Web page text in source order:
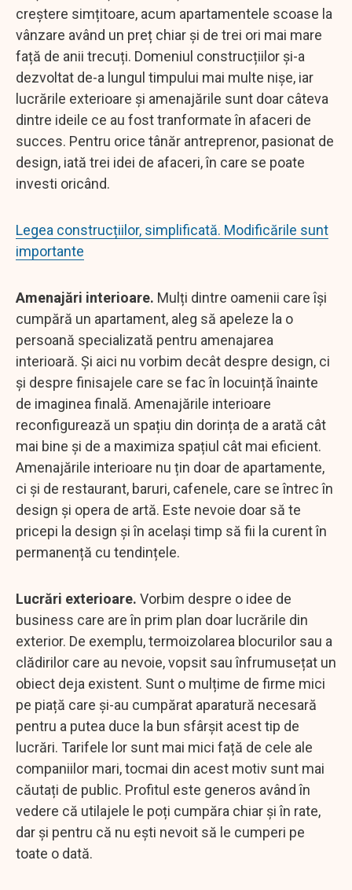
creștere simțitoare, acum apartamentele scoase la
vânzare având un preț chiar și de trei ori mai mare
față de anii trecuți. Domeniul construcțiilor și-a
dezvoltat de-a lungul timpului mai multe nișe, iar
lucrările exterioare și amenajările sunt doar câteva
dintre ideile ce au fost tranformate în afaceri de
succes. Pentru orice tânăr antreprenor, pasionat de
design, iată trei idei de afaceri, în care se poate
investi oricând.
Legea construcțiilor, simplificată. Modificările sunt
importante
Amenajări interioare. Mulți dintre oamenii care își
cumpără un apartament, aleg să apeleze la o
persoană specializată pentru amenajarea
interioară. Și aici nu vorbim decât despre design, ci
și despre finisajele care se fac în locuință înainte
de imaginea finală. Amenajările interioare
reconfigurează un spațiu din dorința de a arată cât
mai bine și de a maximiza spațiul cât mai eficient.
Amenajările interioare nu țin doar de apartamente,
ci și de restaurant, baruri, cafenele, care se întrec în
design și opera de artă. Este nevoie doar să te
pricepi la design și în același timp să fii la curent în
permanență cu tendințele.
Lucrări exterioare. Vorbim despre o idee de
business care are în prim plan doar lucrările din
exterior. De exemplu, termoizolarea blocurilor sau a
clădirilor care au nevoie, vopsit sau înfrumusețat un
obiect deja existent. Sunt o mulțime de firme mici
pe piață care și-au cumpărat aparatură necesară
pentru a putea duce la bun sfârșit acest tip de
lucrări. Tarifele lor sunt mai mici față de cele ale
companiilor mari, tocmai din acest motiv sunt mai
căutați de public. Profitul este generos având în
vedere că utilajele le poți cumpăra chiar și în rate,
dar și pentru că nu ești nevoit să le cumperi pe
toate o dată.